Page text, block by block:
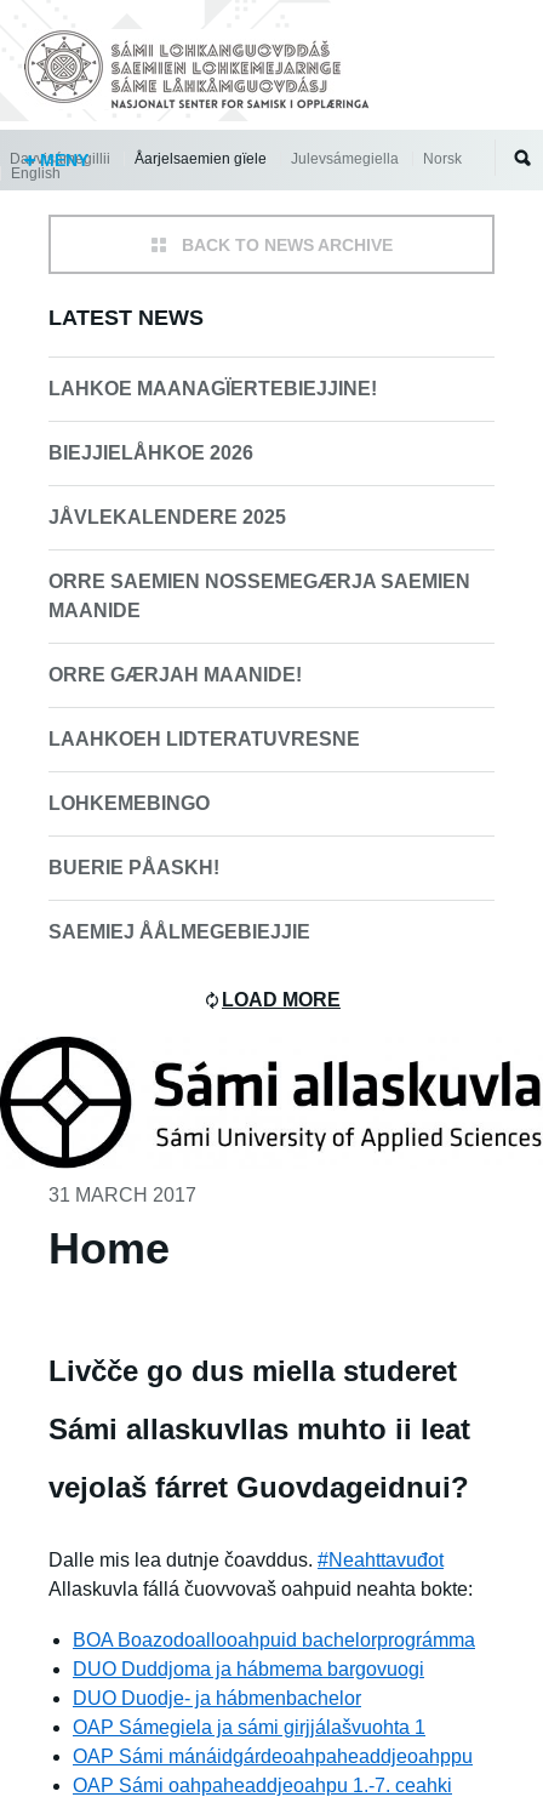
MENY
Davvisámegillii Åarjelsaemien gïele Julevsámegiella
Norsk
English
BACK TO NEWS ARCHIVE
LATEST NEWS
LAHKOE MAANAGÏERTEBIEJJINE!
BIEJJIELÅHKOE 2026
JÅVLEKALENDERE 2025
ORRE SAEMIEN NOSSEMEGÆRJA SAEMIEN
MAANIDE
ORRE GÆRJAH MAANIDE!
LAAHKOEH LIDTERATUVRESNE
LOHKEMEBINGO
BUERIE PÅASKH!
SAEMIEJ ÅÅLMEGEBIEJJIE
LOAD MORE
31 MARCH 2017
Home
Livčče go dus miella studeret
Sámi allaskuvllas muhto ii leat
vejolaš fárret Guovdageidnui?
Dalle mis lea dutnje čoavddus. #Neahttavuđot
Allaskuvla fállá čuovvovaš oahpuid neahta bokte:
BOA Boazodoallooahpuid bachelorprográmma
DUO Duddjoma ja hábmema bargovuogi
DUO Duodje- ja hábmenbachelor
OAP Sámegiela ja sámi girjjálašvuohta 1
OAP Sámi mánáidgárdeoahpaheaddjeoahppu
OAP Sámi oahpaheaddjeoahpu 1.-7. ceahki